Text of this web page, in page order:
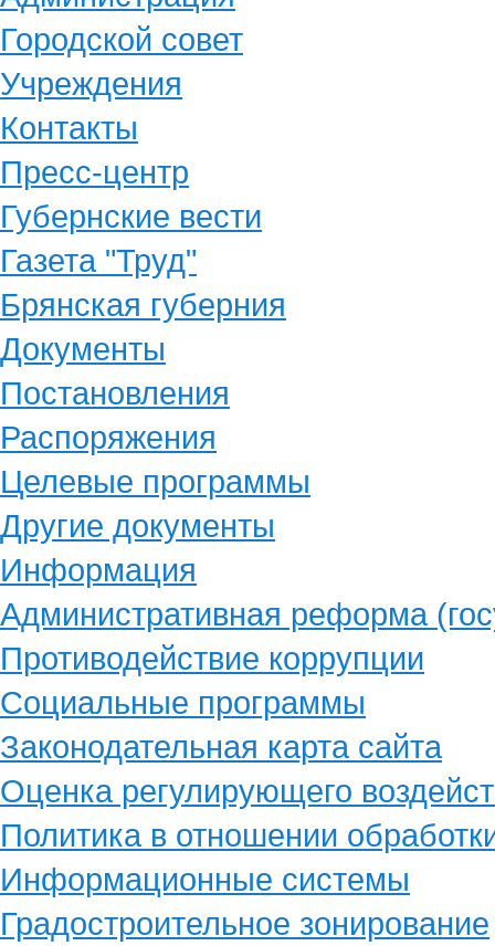
Городской совет
Учреждения
Контакты
Пресс-центр
Губернские вести
Газета "Труд"
Брянская губерния
Документы
Постановления
Распоряжения
Целевые программы
Другие документы
Информация
Административная реформа
Противодействие коррупции
Социальные программы
Законодательная карта сайта
Оценка регулирующего
Политика в отношении
Информационные системы
Градостроительное зонирование